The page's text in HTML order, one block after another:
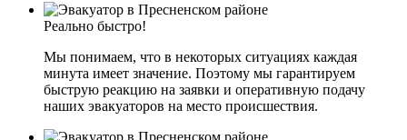
Реально быстро!
Мы понимаем, что в некоторых ситуациях каждая
минута имеет значение. Поэтому мы гарантируем
быструю реакцию на заявки и оперативную подачу
наших эвакуаторов на место происшествия.